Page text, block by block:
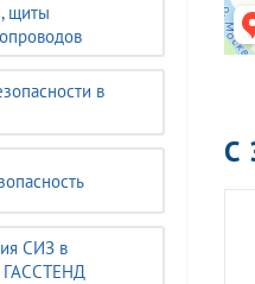
щиты
в
СИЗ в
ГАССТЕНД
С